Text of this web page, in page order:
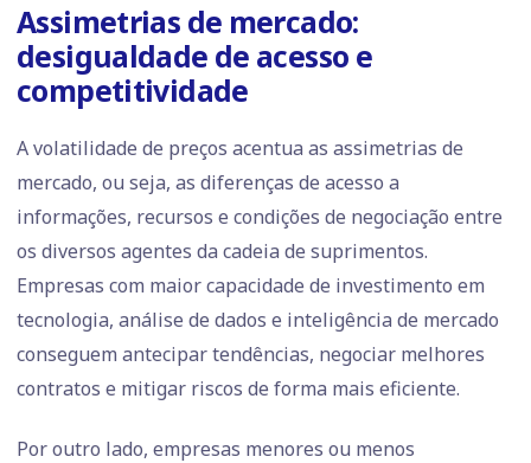
Assimetrias de mercado:
desigualdade de acesso e
competitividade
A volatilidade de preços acentua as assimetrias de
mercado, ou seja, as diferenças de acesso a
informações, recursos e condições de negociação entre
os diversos agentes da cadeia de suprimentos.
Empresas com maior capacidade de investimento em
tecnologia, análise de dados e inteligência de mercado
conseguem antecipar tendências, negociar melhores
contratos e mitigar riscos de forma mais eficiente.
Por outro lado, empresas menores ou menos